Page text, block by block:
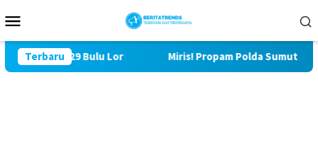
ke
Mobile
Terbaru
ke 129 Bulu Lor Miris! Propam Polda Sumut dan